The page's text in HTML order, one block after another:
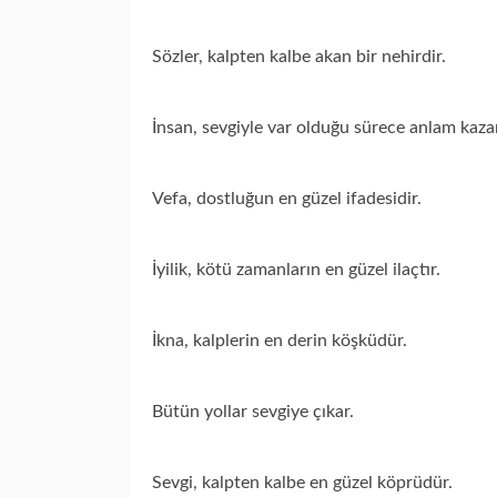
Sözler, kalpten kalbe akan bir nehirdir.
İnsan, sevgiyle var olduğu sürece anlam
Vefa, dostluğun en güzel ifadesidir.
İyilik, kötü zamanların en güzel ilaçtır.
İkna, kalplerin en derin köşküdür.
Bütün yollar sevgiye çıkar.
Sevgi, kalpten kalbe en güzel köprüdür.